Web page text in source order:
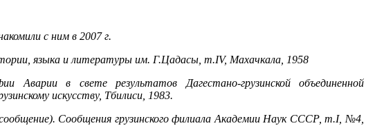
с ним в 2007 г.
языка и литературы им. Г.Цадасы, т.IV, Махачкала, 1958
Аварии в свете результатов Дагестано-грузинской объединенной
искусству, Тбилиси, 1983.
Сообщения грузинского филиала Академии Наук СССР, т.I, №4,